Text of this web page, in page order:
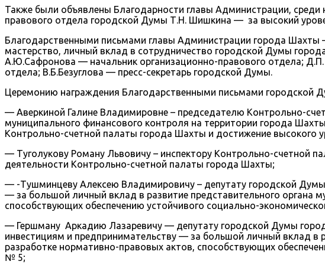
Также были объявлены Благодарности главы Администрации,
правового отдела городской Думы Т.Н. Шишкина — за высокий
Благодарственными письмами главы Администрации города
мастерство, личный вклад в сотрудничество городской Думы
А.Ю.Сафронова — начальник организационно-правового отдела;
отдела; В.Б.Безуглова — пресс-секретарь городской Думы.
Церемонию награждения Благодарственными письмами
— Аверкиной Галине Владимировне – председателю Контрольно-
муниципального финансового контроля на территории города
Контрольно-счетной палаты города Шахты и достижение высокого
— Туголукову Роману Львовичу – инспектору Контрольно-счетной
деятельности Контрольно-счетной палаты города Шахты;
— -Тушминцеву Алексею Владимировичу – депутату городской
— за большой личный вклад в развитие представительного органа
способствующих обеспечению устойчивого социально-
— Гершману Аркадию Лазаревичу — депутату городской Думы
инвестициям и предпринимательству — за большой личный вклад в
разработке нормативно-правовых актов, способствующих
№ 5;